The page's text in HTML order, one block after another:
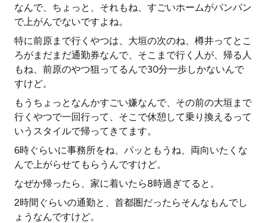
なんで、ちょっと、それもね、すごいホームがパンパン
で上がんでないですよね。
特に前原まで行くやつは、大垣の次のね、樽井ってとこ
ろがまだまだ通勤券なんで、そこまで行く人が、帰る人
もね、前原のやつ狙ってるんで30分一歩しかないんで
すけど。
もうちょっとなんかすごい嫌なんで、その前の大垣まで
行くやつで一回行って、そこで休憩して乗り換えるって
いうスタイルで帰ってきてます。
6時ぐらいに事務所をね、パッともうね、両向いたくな
んで上がらせてもらうんですけど。
なぜか帰ったら、家に着いたら8時過ぎてると。
2時間ぐらいの通勤と、首都圏だったらそんなもんでし
ょうなんですけど。